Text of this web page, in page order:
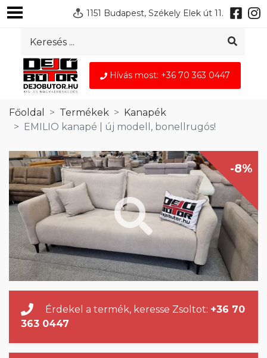
1151 Budapest, Székely Elek út 11.
Hívás most: +36 70 363 0447
Főoldal Termékek
Kanapék
EMILIO kanapé | új modell, bonellrugós!
-8%
Érdekel a termék, keresse Zsoltot: +36 70
363 0447